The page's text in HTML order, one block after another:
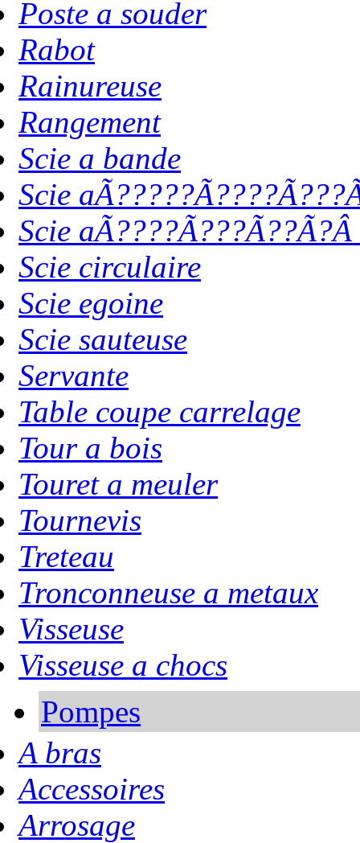
Poste a souder
Rabot
Rainureuse
Rangement
Scie a bande
Scie
Scie
Scie circulaire
Scie egoine
Scie sauteuse
Servante
Table coupe carrelage
Tour a bois
Touret a meuler
Tournevis
Treteau
Tronconneuse a metaux
Visseuse
Visseuse a chocs
Pompes
A bras
Accessoires
Arrosage